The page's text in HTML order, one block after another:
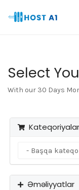
Select
With our 30 Days
Kateqoriyalar
Əməliyyatlar